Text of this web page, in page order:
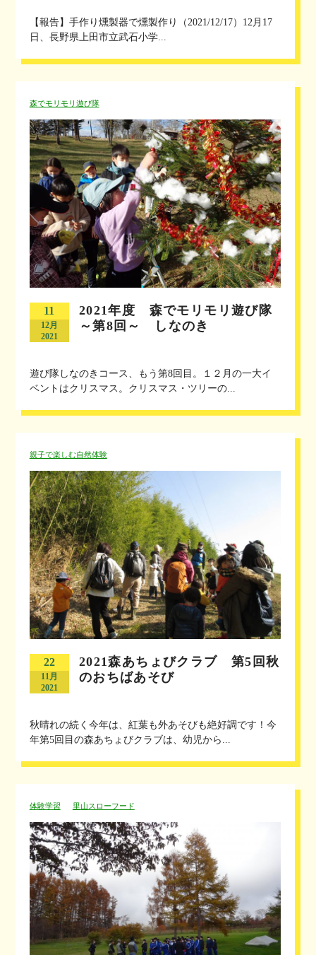
【報告】手作り燻製器で燻製作り（2021/12/17）12月17
日、長野県上田市立武石小学...
森でモリモリ遊び隊
11
12月
2021
2021年度 森でモリモリ遊び隊
～第8回～ しなのき
遊び隊しなのきコース、もう第8回目。１２月の一大イ
ベントはクリスマス。クリスマス・ツリーの...
親子で楽しむ自然体験
22
11月
2021
2021森あちょびクラブ 第5回秋
のおちばあそび
秋晴れの続く今年は、紅葉も外あそびも絶好調です！今
年第5回目の森あちょびクラブは、幼児から...
体験学習 里山スローフード